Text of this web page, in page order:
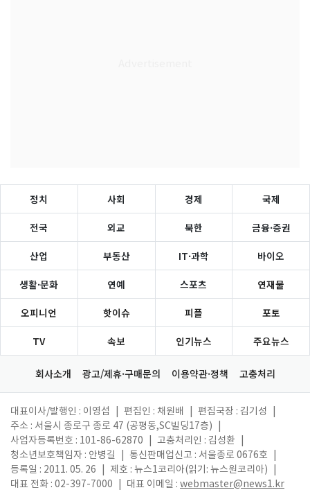
정치 사회 경제 국제
전국 외교 북한 금융·증권
산업 부동산 IT·과학 바이오
생활·문화 연예 스포츠 연재물
오피니언 핫이슈 피플 포토
TV 속보 인기뉴스 주요뉴스
회사소개 광고/제휴·구매문의 이용약관·정책 고충처리
대표이사/발행인 : 이영섭 편집인 : 채원배 편집국장 : 김기성
주소 : 서울시 종로구 종로 47 (공평동,SC빌딩17층)
사업자등록번호 : 101-86-62870
고충처리인 : 김성환
청소년보호책임자 : 안병길
통신판매업신고 : 서울종로 0676호
등록일 : 2011. 05. 26
제호 : 뉴스1코리아(읽기: 뉴스원코리아)
대표 전화 : 02-397-7000
대표 이메일 : webmaster@news1.kr